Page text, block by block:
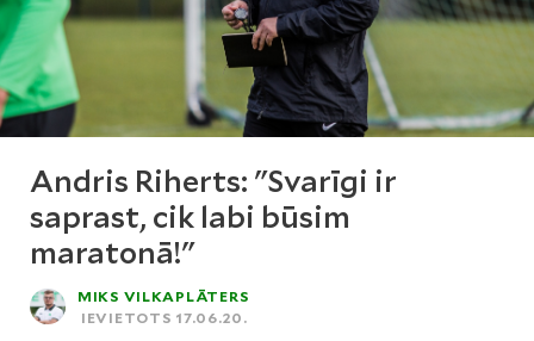
Andris Riherts: "Svarīgi ir
saprast, cik labi būsim
maratonā!"
MIKS VILKAPLĀTERS
IEVIETOTS 17.06.20.